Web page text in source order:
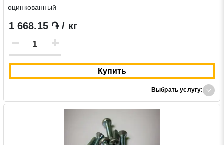
оцинкованный
1 668.15 ֏ / кг
Купить
Выбрать услугу: